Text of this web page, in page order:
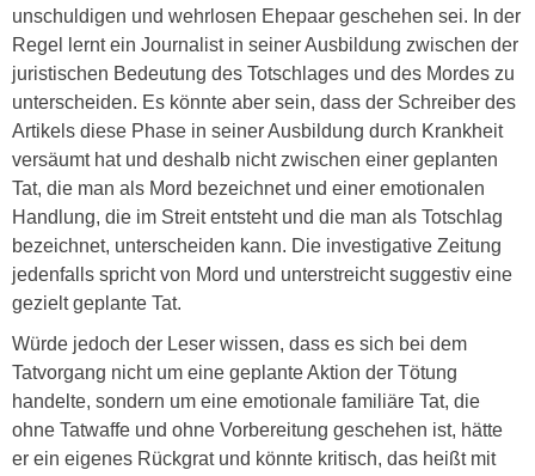
unschuldigen und wehrlosen Ehepaar geschehen sei. In der
Regel lernt ein Journalist in seiner Ausbildung zwischen der
juristischen Bedeutung des Totschlages und des Mordes zu
unterscheiden. Es könnte aber sein, dass der Schreiber des
Artikels diese Phase in seiner Ausbildung durch Krankheit
versäumt hat und deshalb nicht zwischen einer geplanten
Tat, die man als Mord bezeichnet und einer emotionalen
Handlung, die im Streit entsteht und die man als Totschlag
bezeichnet, unterscheiden kann. Die investigative Zeitung
jedenfalls spricht von Mord und unterstreicht suggestiv eine
gezielt geplante Tat.
Würde jedoch der Leser wissen, dass es sich bei dem
Tatvorgang nicht um eine geplante Aktion der Tötung
handelte, sondern um eine emotionale familiäre Tat, die
ohne Tatwaffe und ohne Vorbereitung geschehen ist, hätte
er ein eigenes Rückgrat und könnte kritisch, das heißt mit